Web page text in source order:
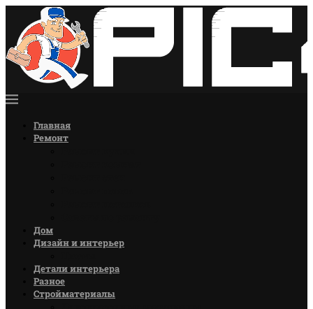
Главная
Ремонт
Дом
Дизайн и интерьер
Детали интерьера
Разное
Стройматериалы